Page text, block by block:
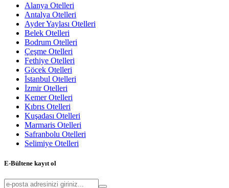
Alanya Otelleri
Antalya Otelleri
Ayder Yaylası Otelleri
Belek Otelleri
Bodrum Otelleri
Çeşme Otelleri
Fethiye Otelleri
Göcek Otelleri
İstanbul Otelleri
İzmir Otelleri
Kemer Otelleri
Kıbrıs Otelleri
Kuşadası Otelleri
Marmaris Otelleri
Safranbolu Otelleri
Selimiye Otelleri
E-Bültene kayıt ol